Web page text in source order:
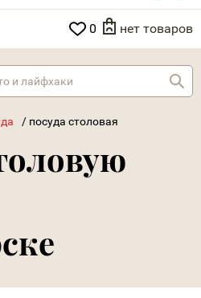
0 нет товаров
/ посуда столовая